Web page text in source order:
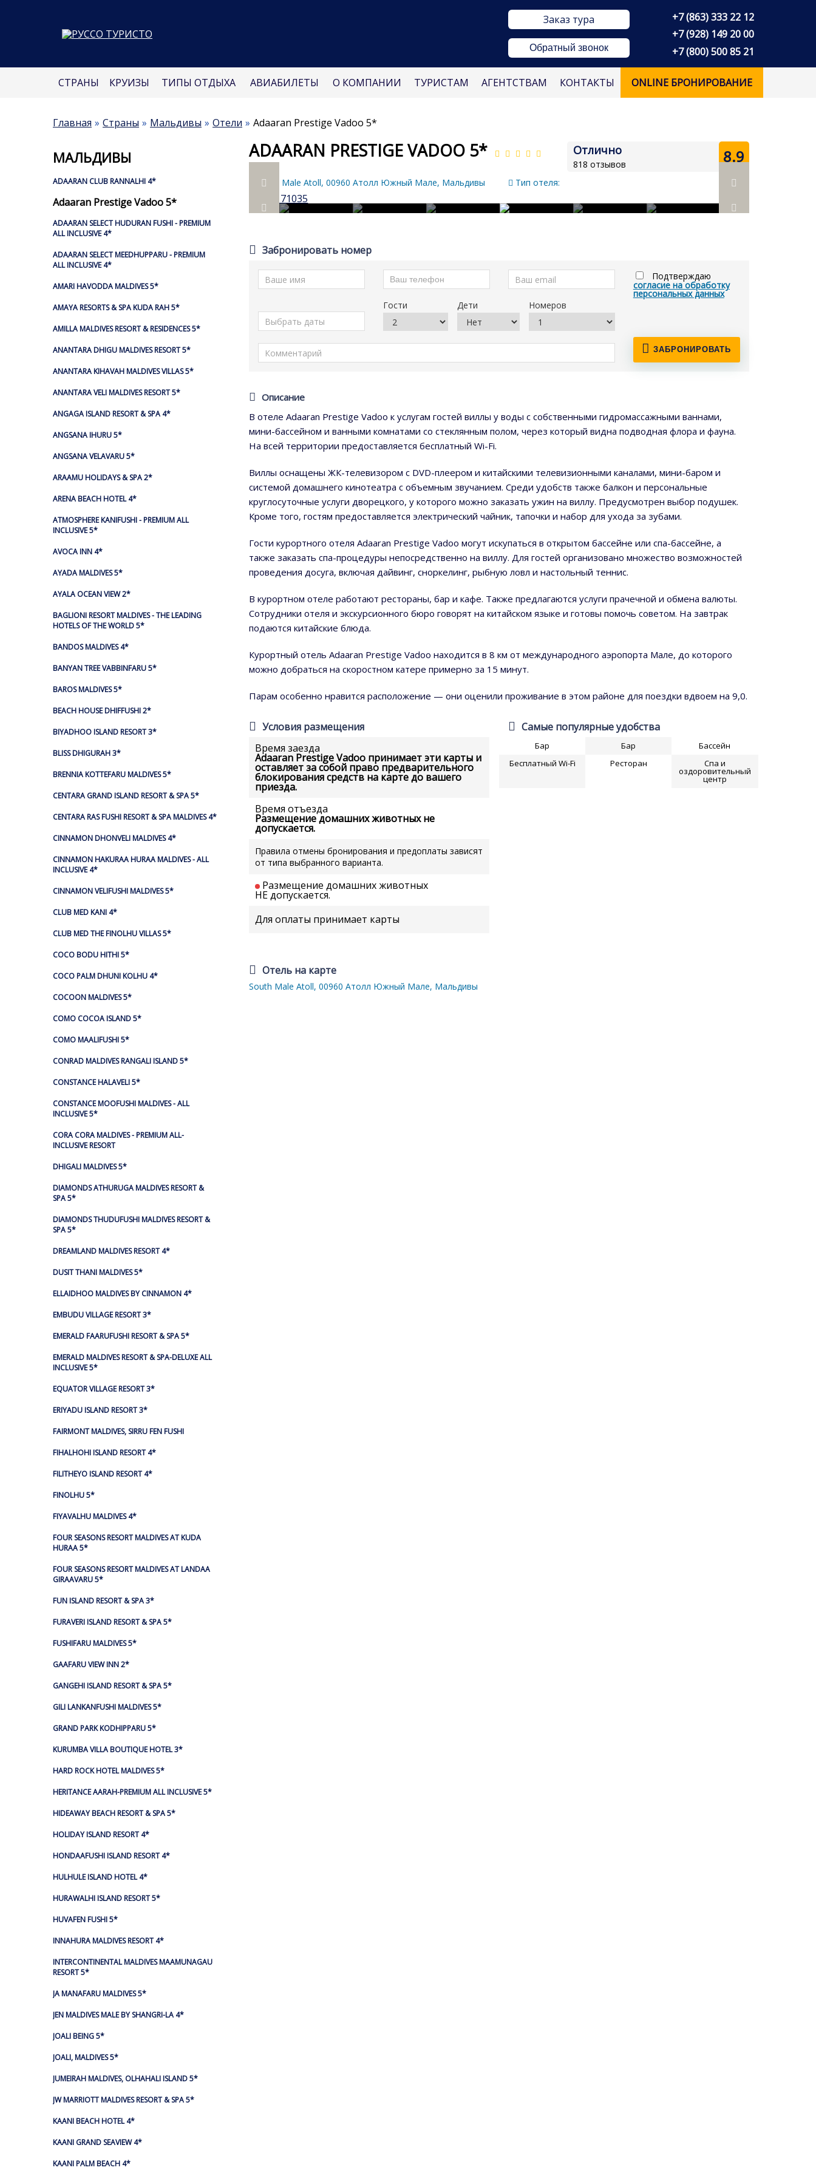
Заказ тура
Обратный звонок
+7 (863) 333 22 12
+7 (928) 149 20 00
+7 (800) 500 85 21
СТРАНЫ КРУИЗЫ ТИПЫ ОТДЫХА АВИАБИЛЕТЫ О КОМПАНИИ ТУРИСТАМ АГЕНТСТВАМ КОНТАКТЫ ONLINE БРОНИРОВАНИЕ
Главная Страны Мальдивы Отели Adaaran Prestige Vadoo 5*
ADAARAN PRESTIGE VADOO 5* Отлично
818 отзывов 8.9
South Male Atoll, 00960 Атолл Южный Мале, Мальдивы Тип отеля:
Забронировать номер
Гости Дети Номеров
Подтверждаю
согласие на обработку
персональных данных
ЗАБРОНИРОВАТЬ
Описание
В отеле Adaaran Prestige Vadoo к услугам гостей виллы у воды с собственными гидромассажными ваннами,
мини-бассейном и ванными комнатами со стеклянным полом, через который видна подводная флора и фауна.
На всей территории предоставляется бесплатный Wi-Fi.
Виллы оснащены ЖК-телевизором с DVD-плеером и китайскими телевизионными каналами, мини-баром и
системой домашнего кинотеатра с объемным звучанием. Среди удобств также балкон и персональные
круглосуточные услуги дворецкого, у которого можно заказать ужин на виллу. Предусмотрен выбор подушек.
Кроме того, гостям предоставляется электрический чайник, тапочки и набор для ухода за зубами.
Гости курортного отеля Adaaran Prestige Vadoo могут искупаться в открытом бассейне или спа-бассейне, а
также заказать спа-процедуры непосредственно на виллу. Для гостей организовано множество возможностей
проведения досуга, включая дайвинг, сноркелинг, рыбную ловл и настольный теннис.
В курортном отеле работают рестораны, бар и кафе. Также предлагаются услуги прачечной и обмена валюты.
Сотрудники отеля и экскурсионного бюро говорят на китайском языке и готовы помочь советом. На завтрак
подаются китайские блюда.
Курортный отель Adaaran Prestige Vadoo находится в 8 км от международного аэропорта Мале, до которого
можно добраться на скоростном катере примерно за 15 минут.
Парам особенно нравится расположение — они оценили проживание в этом районе для поездки вдвоем на 9,0.
Условия размещения
Время заезда
Adaaran Prestige Vadoo принимает эти карты и
оставляет за собой право предварительного
блокирования средств на карте до вашего
приезда.
Время отъезда
Размещение домашних животных не
допускается.
Правила отмены бронирования и предоплаты зависят
от типа выбранного варианта.
Размещение домашних животных
НЕ допускается.
Для оплаты принимает карты
Самые популярные удобства
Бар Бар
Бассейн
Бесплатный Wi-Fi
Ресторан Спа и
оздоровительный
центр
Отель на карте
South Male Atoll, 00960 Атолл Южный Мале, Мальдивы
МАЛЬДИВЫ
ADAARAN CLUB RANNALHI 4*
Adaaran Prestige Vadoo 5*
ADAARAN SELECT HUDURAN FUSHI - PREMIUM
ALL INCLUSIVE 4*
ADAARAN SELECT MEEDHUPPARU - PREMIUM
ALL INCLUSIVE 4*
AMARI HAVODDA MALDIVES 5*
AMAYA RESORTS & SPA KUDA RAH 5*
AMILLA MALDIVES RESORT & RESIDENCES 5*
ANANTARA DHIGU MALDIVES RESORT 5*
ANANTARA KIHAVAH MALDIVES VILLAS 5*
ANANTARA VELI MALDIVES RESORT 5*
ANGAGA ISLAND RESORT & SPA 4*
ANGSANA IHURU 5*
ANGSANA VELAVARU 5*
ARAAMU HOLIDAYS & SPA 2*
ARENA BEACH HOTEL 4*
ATMOSPHERE KANIFUSHI - PREMIUM ALL
INCLUSIVE 5*
AVOCA INN 4*
AYADA MALDIVES 5*
AYALA OCEAN VIEW 2*
BAGLIONI RESORT MALDIVES - THE LEADING
HOTELS OF THE WORLD 5*
BANDOS MALDIVES 4*
BANYAN TREE VABBINFARU 5*
BAROS MALDIVES 5*
BEACH HOUSE DHIFFUSHI 2*
BIYADHOO ISLAND RESORT 3*
BLISS DHIGURAH 3*
BRENNIA KOTTEFARU MALDIVES 5*
CENTARA GRAND ISLAND RESORT & SPA 5*
CENTARA RAS FUSHI RESORT & SPA MALDIVES 4*
CINNAMON DHONVELI MALDIVES 4*
CINNAMON HAKURAA HURAA MALDIVES - ALL
INCLUSIVE 4*
CINNAMON VELIFUSHI MALDIVES 5*
CLUB MED KANI 4*
CLUB MED THE FINOLHU VILLAS 5*
COCO BODU HITHI 5*
COCO PALM DHUNI KOLHU 4*
COCOON MALDIVES 5*
COMO COCOA ISLAND 5*
COMO MAALIFUSHI 5*
CONRAD MALDIVES RANGALI ISLAND 5*
CONSTANCE HALAVELI 5*
CONSTANCE MOOFUSHI MALDIVES - ALL
INCLUSIVE 5*
CORA CORA MALDIVES - PREMIUM ALL-
INCLUSIVE RESORT
DHIGALI MALDIVES 5*
DIAMONDS ATHURUGA MALDIVES RESORT &
SPA 5*
DIAMONDS THUDUFUSHI MALDIVES RESORT &
SPA 5*
DREAMLAND MALDIVES RESORT 4*
DUSIT THANI MALDIVES 5*
ELLAIDHOO MALDIVES BY CINNAMON 4*
EMBUDU VILLAGE RESORT 3*
EMERALD FAARUFUSHI RESORT & SPA 5*
EMERALD MALDIVES RESORT & SPA-DELUXE ALL
INCLUSIVE 5*
EQUATOR VILLAGE RESORT 3*
ERIYADU ISLAND RESORT 3*
FAIRMONT MALDIVES, SIRRU FEN FUSHI
FIHALHOHI ISLAND RESORT 4*
FILITHEYO ISLAND RESORT 4*
FINOLHU 5*
FIYAVALHU MALDIVES 4*
FOUR SEASONS RESORT MALDIVES AT KUDA
HURAA 5*
FOUR SEASONS RESORT MALDIVES AT LANDAA
GIRAAVARU 5*
FUN ISLAND RESORT & SPA 3*
FURAVERI ISLAND RESORT & SPA 5*
FUSHIFARU MALDIVES 5*
GAAFARU VIEW INN 2*
GANGEHI ISLAND RESORT & SPA 5*
GILI LANKANFUSHI MALDIVES 5*
GRAND PARK KODHIPPARU 5*
KURUMBA VILLA BOUTIQUE HOTEL 3*
HARD ROCK HOTEL MALDIVES 5*
HERITANCE AARAH-PREMIUM ALL INCLUSIVE 5*
HIDEAWAY BEACH RESORT & SPA 5*
HOLIDAY ISLAND RESORT 4*
HONDAAFUSHI ISLAND RESORT 4*
HULHULE ISLAND HOTEL 4*
HURAWALHI ISLAND RESORT 5*
HUVAFEN FUSHI 5*
INNAHURA MALDIVES RESORT 4*
INTERCONTINENTAL MALDIVES MAAMUNAGAU
RESORT 5*
JA MANAFARU MALDIVES 5*
JEN MALDIVES MALE BY SHANGRI-LA 4*
JOALI BEING 5*
JOALI, MALDIVES 5*
JUMEIRAH MALDIVES, OLHAHALI ISLAND 5*
JW MARRIOTT MALDIVES RESORT & SPA 5*
KAANI BEACH HOTEL 4*
KAANI GRAND SEAVIEW 4*
KAANI PALM BEACH 4*